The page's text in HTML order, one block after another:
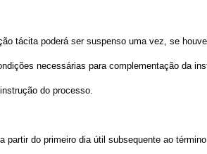
tácita poderá ser suspenso uma vez, se
necessárias para complementação da
do processo.
do primeiro dia útil subsequente ao